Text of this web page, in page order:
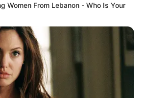
Women From Lebanon - Who Is Your